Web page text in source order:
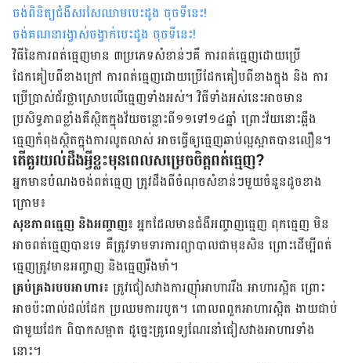
ចង់ពិនិត្យជំងឺសរសៃឈាមបេះដូង ចុចទីនេះ!
ចង់គណនារង្វាស់ចង្វាក់បេះដូង ចុចទីនេះ!
វិធីនៃការពត់ធ្មេញមាន ៣ប្រភេទសំខាន់ៗគឺ ការពត់ធ្មេញដោយប្រើ
ដែកគៀបពីខាងក្រៅ ការពត់ធ្មេញដោយប្រើដែកគៀបពីខាងក្នុង និង ការ
ប្រើប្រាស់ជ័រថ្លាស្រោបលើធ្មេញទាំងអស់។ វិធីទាំងអស់នេះអាចមាន
ប្រសិទ្ធភាពខ្លាំងគឺស្ថិត​ក្នុង​វ័យ​ចន្លោះ​ពី​១១​ទៅ​១៤​ឆ្នាំ​ ព្រោះវ័យនោះឆ្អឹង
ធ្មេញកំពុងស្ថិតក្នុងការលូតលាស់ អាច​ធ្វើឲ្យធ្មេញឆាប់ល្អស្អាតបានលឿន។
តើគួរយល់ដឹងអ្វីខ្លះមុនពេលសម្រេចចិត្ដពត់ធ្មេញ?
អ្នកមានបំណងចង់ពត់ធ្មេញ ត្រូវដឹងពីចំណុចសំខាន់ៗមួយចំនួនដូចខាង
ក្រោម៖
សុខភាពធ្មេញ និងអញ្ចាញ៖ អ្នកដែលមានជំងឺអញ្ចាញធ្មេញ ពុកធ្មេញ មិន
អាចពត់ធ្មេញបានទេ គឺត្រូវទាមទារការព្យាបាលជាមុនសិន ព្រោះដើម្បីពត់
ធ្មេញត្រូវមានអញ្ចាញ និងធ្មេញរឹងមាំ។
គ្រប់គ្រងរបបអាហារ៖ ត្រូវជៀសវាងការញ៉ាំអាហាររឹង អាហារស្អិត ព្រោះ
អាចប៉ះពាល់ដល់ដែក ប្រឈមការរបូត។ ពោលពពួកអាហារស្អិត ងាយជាប់
ជាមួយដែក ពិបាកសម្អាត ដូច្នេះគ្រូពេទ្យណែរនាំជៀសវាងអាហារទាំង
នោះ។